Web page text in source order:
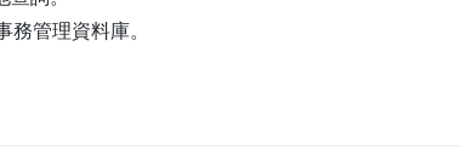
管理資料庫。